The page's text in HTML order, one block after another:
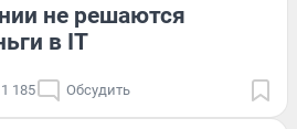
не решаются
в IT
1 185 Обсудить